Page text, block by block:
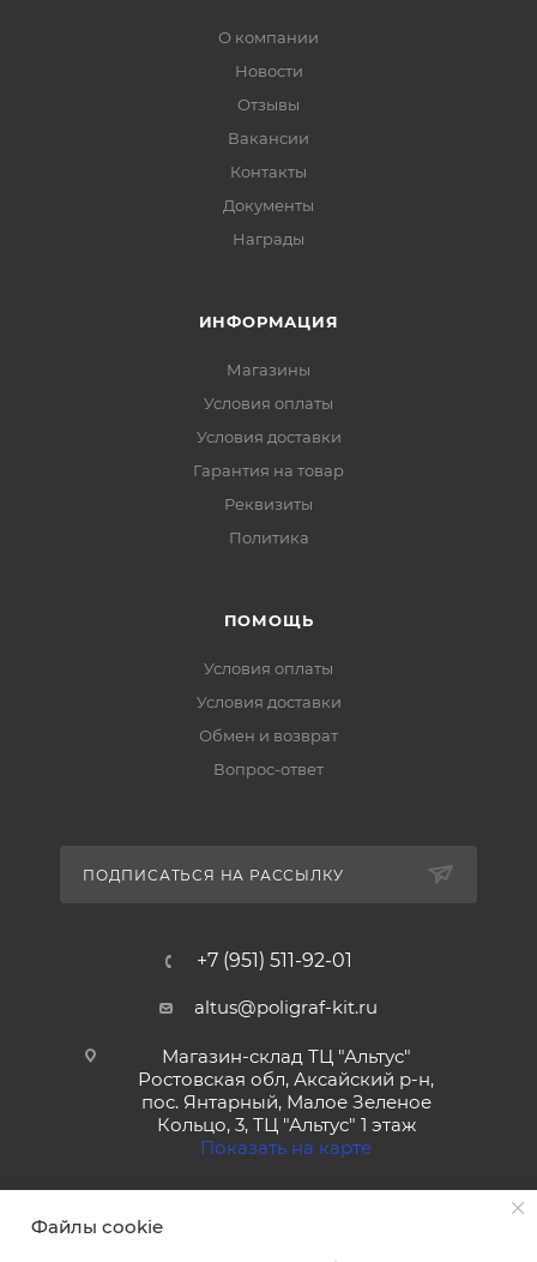
О компании
Новости
Отзывы
Вакансии
Контакты
Документы
Награды
ИНФОРМАЦИЯ
Магазины
Условия оплаты
Условия доставки
Гарантия на товар
Реквизиты
Политика
ПОМОЩЬ
Условия оплаты
Условия доставки
Обмен и возврат
Вопрос-ответ
ПОДПИСАТЬСЯ НА РАССЫЛКУ
+7 (951) 511-92-01
altus@poligraf-kit.ru
Магазин-склад ТЦ "Альтус"
Ростовская обл, Аксайский р-н,
пос. Янтарный, Малое Зеленое
Кольцо, 3, ТЦ "Альтус" 1 этаж
Показать на карте
Файлы cookie